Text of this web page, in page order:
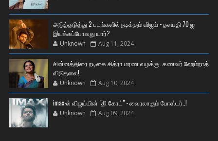
அடுத்தடுத்து 2 படங்களில் நடிக்கும் விஜய் - தளபதி 70 ஐ
இயக்கப்போவது யார்?
Unknown Aug 11, 2024
சின்னத்திரை நடிகை சித்ரா மரண வழக்கு- கணவர் ஹேம்நாத்
விடுதலை!
Unknown Aug 10, 2024
imax-ல் விஜய்யின் "தி கோட்" - வைரலாகும் போஸ்டர்..!
Unknown Aug 09, 2024